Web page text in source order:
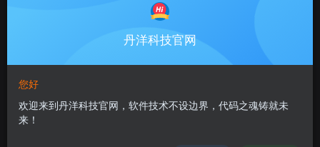
点击图片查看详情文章
丹洋科技官网
您好
欢迎来到丹洋科技官网，软件技术不设边界，代码之魂铸就未
来！